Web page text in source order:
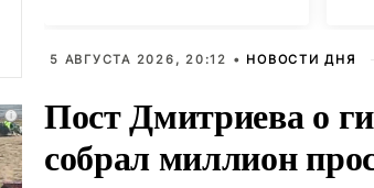
5 АВГУСТА 2026, 20:12 • НОВОСТИ ДНЯ
Пост Дмитриева о
собрал миллион